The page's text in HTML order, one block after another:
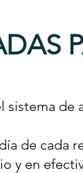
sistema
de cada
y en